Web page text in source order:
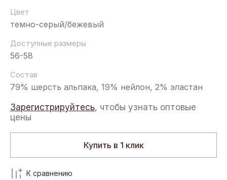
Цвет
темно-серый/бежевый
Доступные размеры
56-58
Состав
79% шерсть альпака, 19% нейлон, 2% эластан
Зарегистрируйтесь, чтобы узнать оптовые
цены
Купить в 1 клик
К сравнению